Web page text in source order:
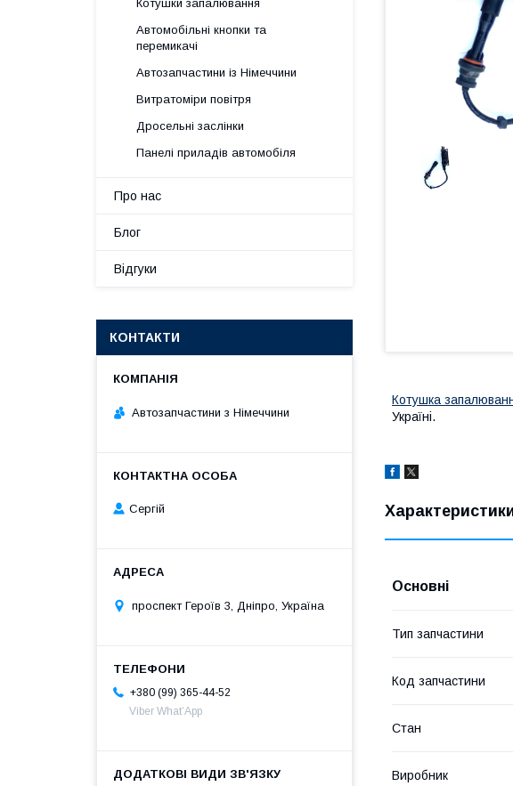
Котушка
Україні.
Основні
Тип запчастини
Код запчастини
Стан
Виробник
Котушки запалювання
Автомобільні кнопки та
перемикачі
Автозапчастини із Німеччини
Витратоміри повітря
Дросельні заслінки
Панелі приладів автомобіля
Про нас
Блог
Відгуки
КОНТАКТИ
Автозапчастини з Німеччини
Сергій
проспект Героїв 3, Дніпро, Україна
+380 (99) 365-44-52
Viber What’App